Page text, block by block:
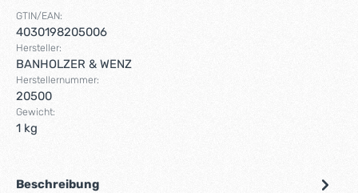
GTIN/EAN:
4030198205006
Hersteller:
BANHOLZER & WENZ
Herstellernummer:
20500
Gewicht:
1 kg
Beschreibung